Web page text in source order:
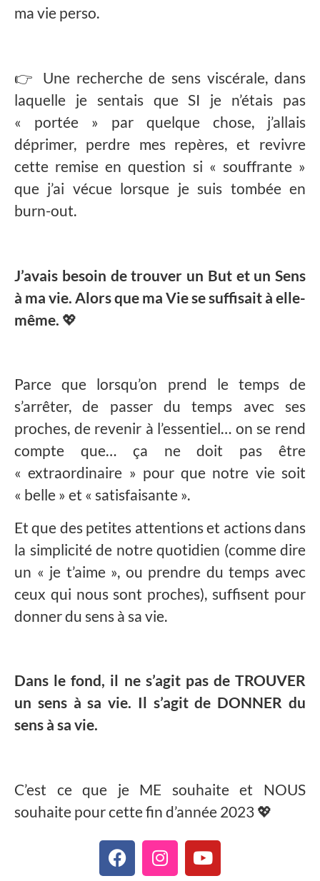
ma vie perso.
👉 Une recherche de sens viscérale, dans
laquelle je sentais que SI je n’étais pas
« portée » par quelque chose, j’allais
déprimer, perdre mes repères, et revivre
cette remise en question si « souffrante »
que j’ai vécue lorsque je suis tombée en
burn-out.
J’avais besoin de trouver un But et un Sens
à ma vie. Alors que ma Vie se suffisait à elle-
même. 💖
Parce que lorsqu’on prend le temps de
s’arrêter, de passer du temps avec ses
proches, de revenir à l’essentiel… on se rend
compte que… ça ne doit pas être
« extraordinaire » pour que notre vie soit
« belle » et « satisfaisante ».
Et que des petites attentions et actions dans
la simplicité de notre quotidien (comme dire
un « je t’aime », ou prendre du temps avec
ceux qui nous sont proches), suffisent pour
donner du sens à sa vie.
Dans le fond, il ne s’agit pas de TROUVER
un sens à sa vie. Il s’agit de DONNER du
sens à sa vie.
C’est ce que je ME souhaite et NOUS
souhaite pour cette fin d’année 2023 💖